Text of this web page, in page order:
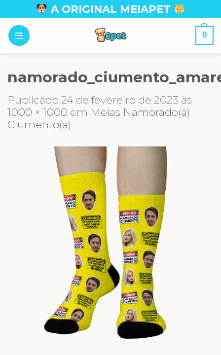
to
content
A ORIGINAL MEIAPET
0
Publicado 24 de fevereiro de 2023 às
1000 × 1000 em Meias Namorado(a)
Ciumento(a)